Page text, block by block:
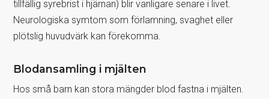
tillfällig syrebrist i hjärnan) blir vanligare senare i livet.
Neurologiska symtom som förlamning, svaghet eller
plötslig huvudvärk kan förekomma.
Blodansamling i mjälten
Hos små barn kan stora mängder blod fastna i mjälten.